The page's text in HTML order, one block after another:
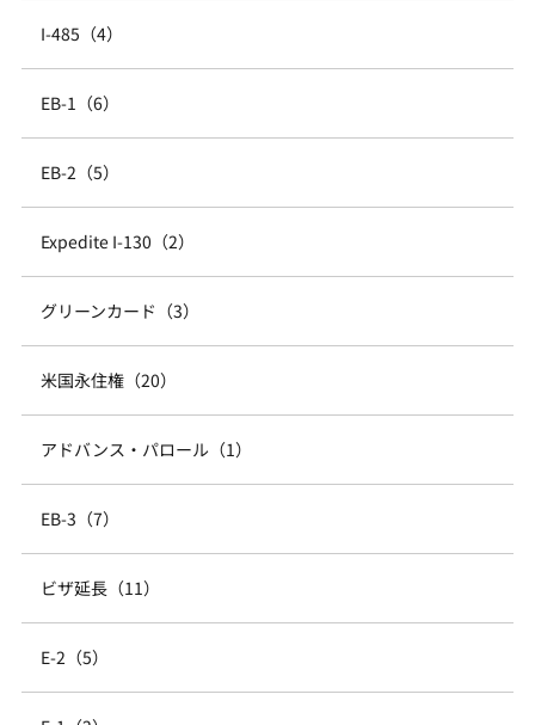
I-485（4）
EB-1（6）
EB-2（5）
Expedite I-130（2）
グリーンカード（3）
米国永住権（20）
アドバンス・パロール（1）
EB-3（7）
ビザ延長（11）
E-2（5）